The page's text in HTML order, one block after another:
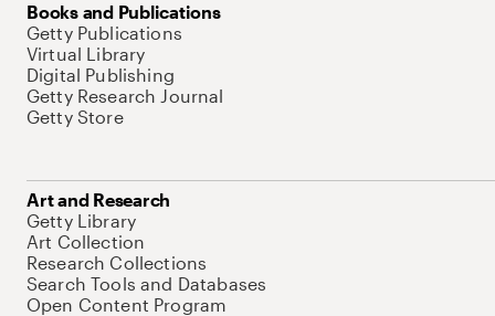
Books and Publications
Getty Publications
Virtual Library
Digital Publishing
Getty Research Journal
Getty Store
Art and Research
Getty Library
Art Collection
Research Collections
Search Tools and Databases
Open Content Program